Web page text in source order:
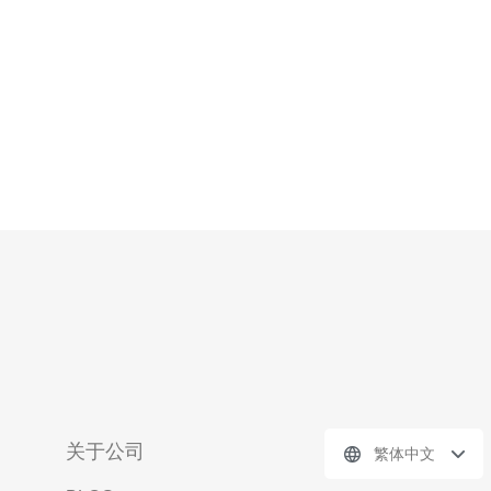
关于公司 繁体中文